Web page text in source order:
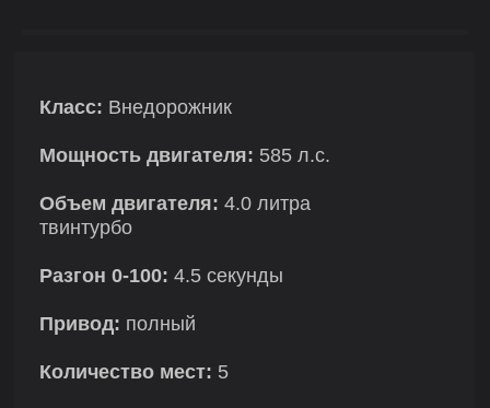
Класс: Внедорожник
Мощность двигателя: 585 л.с.
Объем двигателя: 4.0 литра
твинтурбо
Разгон 0-100: 4.5 секунды
Привод: полный
Количество мест: 5